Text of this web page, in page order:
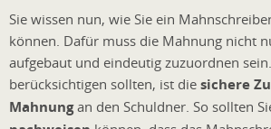
Sie wissen nun, wie Sie ein
können. Dafür muss die Mahnung nicht
aufgebaut und eindeutig zuzuordnen
berücksichtigen sollten, ist die sichere
Mahnungan den Schuldner. So sollten